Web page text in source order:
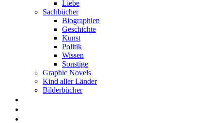
Liebe
Sachbücher
Biographien
Geschichte
Kunst
Politik
Wissen
Sonstige
Graphic Novels
Kind aller Länder
Bilderbücher